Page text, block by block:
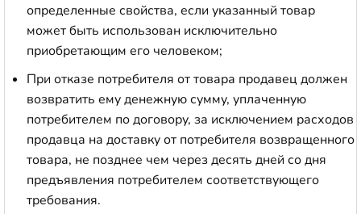
определенные свойства, если указанный товар
может быть использован исключительно
приобретающим его человеком;
При отказе потребителя от товара продавец должен
возвратить ему денежную сумму, уплаченную
потребителем по договору, за исключением расходов
продавца на доставку от потребителя возвращенного
товара, не позднее чем через десять дней со дня
предъявления потребителем соответствующего
требования.